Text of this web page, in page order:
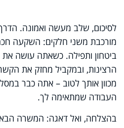
לסיכום, שלב מעשה ואמונה.
מורכבת משני חלקים: השקעה
ביטחון ותפילה. כשאתה עושה
הרצינות, ובמקביל מחזק את
מכוון אותך לטוב – אתה כבר
העבודה שמתאימה לך.
בהצלחה, ואל דאגה: המשרה